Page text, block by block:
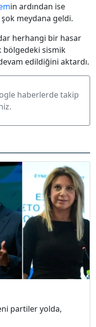
in ardından ise
şok meydana geldi.
herhangi bir hasar
bölgedeki sismik
edildiğini aktardı.
haberlerde takip
partiler yolda,